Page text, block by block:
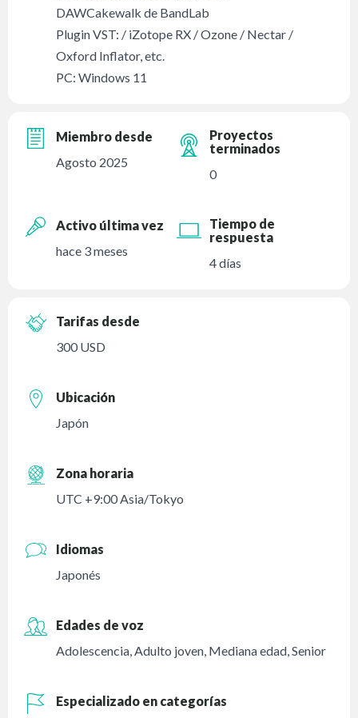
DAWCakewalk de BandLab
Plugin VST: / iZotope RX / Ozone / Nectar /
Oxford Inflator, etc.
PC: Windows 11
Miembro desde
Agosto 2025
Proyectos
terminados
0
Activo última vez
hace 3 meses
Tiempo de
respuesta
4 días
Tarifas desde
300 USD
Ubicación
Japón
Zona horaria
UTC +9:00 Asia/Tokyo
Idiomas
Japonés
Edades de voz
Adolescencia,Adulto joven, Mediana edad,Senior
Especializado en categorías